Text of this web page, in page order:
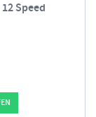
Speed